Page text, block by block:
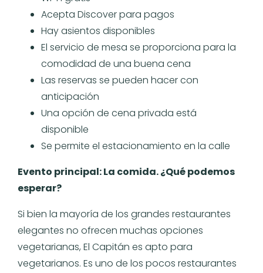
Acepta Discover para pagos
Hay asientos disponibles
El servicio de mesa se proporciona para la
comodidad de una buena cena
Las reservas se pueden hacer con
anticipación
Una opción de cena privada está
disponible
Se permite el estacionamiento en la calle
Evento principal: La comida. ¿Qué podemos
esperar?
Si bien la mayoría de los grandes restaurantes
elegantes no ofrecen muchas opciones
vegetarianas, El Capitán es apto para
vegetarianos. Es uno de los pocos restaurantes